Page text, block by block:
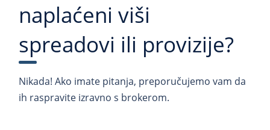
naplaćeni viši
spreadovi ili provizije?
Nikada! Ako imate pitanja, preporučujemo vam da
ih raspravite izravno s brokerom.